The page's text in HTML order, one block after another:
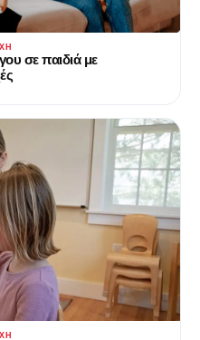
σε παιδιά με